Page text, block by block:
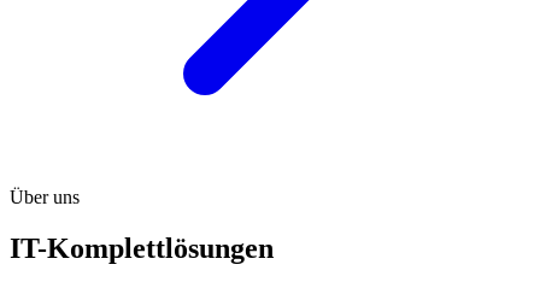
Über uns
IT-Komplettlösungen